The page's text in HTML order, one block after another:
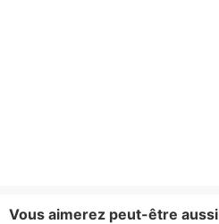
Vous aimerez peut-être aussi